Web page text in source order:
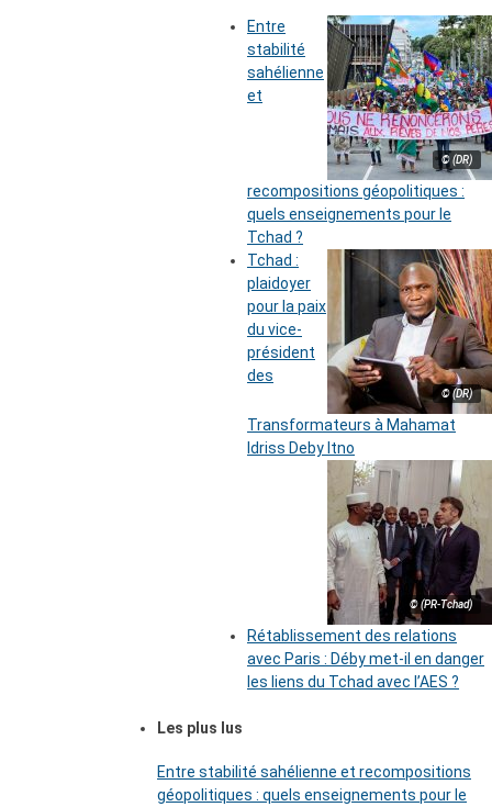
© (DR)
Entre
stabilité
sahélienne
et
recompositions géopolitiques :
quels enseignements pour le
Tchad ?
© (DR)
Tchad :
plaidoyer
pour la paix
du vice-
président
des
Transformateurs à Mahamat
Idriss Deby Itno
© (PR-Tchad)
Rétablissement des relations
avec Paris : Déby met-il en danger
les liens du Tchad avec l’AES ?
Les plus lus
Entre stabilité sahélienne et recompositions
géopolitiques : quels enseignements pour le